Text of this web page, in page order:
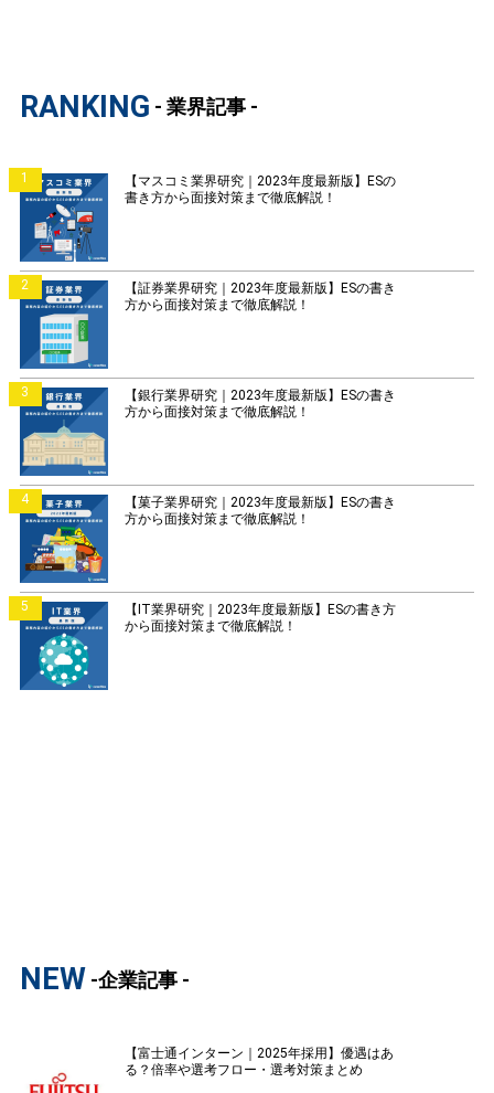
RANKING - 業界記事 -
1
【マスコミ業界研究｜2023年度最新版】ESの
書き方から面接対策まで徹底解説！
2
【証券業界研究｜2023年度最新版】ESの書き
方から面接対策まで徹底解説！
3
【銀行業界研究｜2023年度最新版】ESの書き
方から面接対策まで徹底解説！
4
【菓子業界研究｜2023年度最新版】ESの書き
方から面接対策まで徹底解説！
5
【IT業界研究｜2023年度最新版】ESの書き方
から面接対策まで徹底解説！
NEW -企業記事 -
【富士通インターン｜2025年採用】優遇はあ
る？倍率や選考フロー・選考対策まとめ